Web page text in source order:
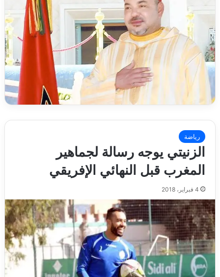
رياضة
الزنيتي يوجه رسالة لجماهير
المغرب قبل النهائي الإفريقي
4 فبراير، 2018